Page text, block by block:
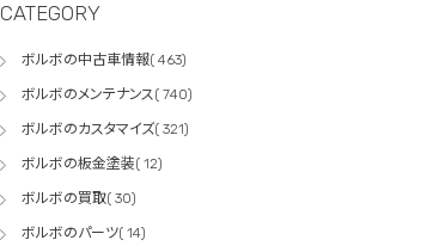
CATEGORY
ボルボの中古車情報( 463)
ボルボのメンテナンス( 740)
ボルボのカスタマイズ( 321)
ボルボの板金塗装( 12)
ボルボの買取( 30)
ボルボのパーツ( 14)